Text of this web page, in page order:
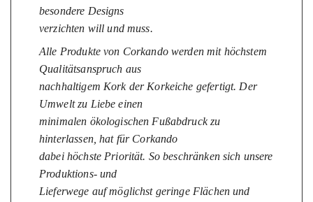
besondere Designs
verzichten will und muss.
Alle Produkte von Corkando werden mit höchstem
Qualitätsanspruch aus
nachhaltigem Kork der Korkeiche gefertigt. Der
Umwelt zu Liebe einen
minimalen ökologischen Fußabdruck zu
hinterlassen, hat für Corkando
dabei höchste Priorität. So beschränken sich unsere
Produktions- und
Lieferwege auf möglichst geringe Flächen und